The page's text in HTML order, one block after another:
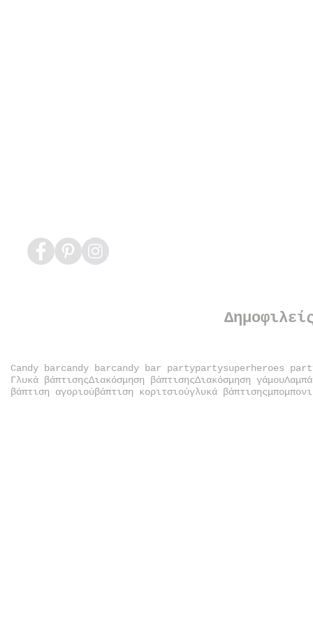
Candy barcandy barcandy bar partypartysuperheroes
Γλυκά βάπτισηςΔιακόσμηση βάπτισηςΔιακόσμηση γάμου
βάπτιση αγοριούβάπτιση κοριτσιούγλυκά βάπτισης